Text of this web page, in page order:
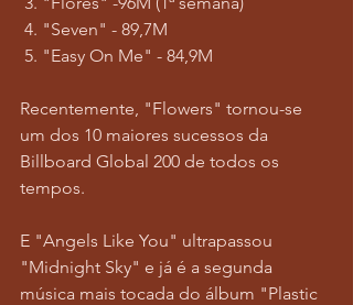
4. "Seven" - 89,7M
5. "Easy On Me" - 84,9M
Recentemente, "Flowers" tornou-se
um dos 10 maiores sucessos da
Billboard Global 200 de todos os
tempos.
E "Angels Like You" ultrapassou
"Midnight Sky" e já é a segunda
música mais tocada do álbum "Plastic